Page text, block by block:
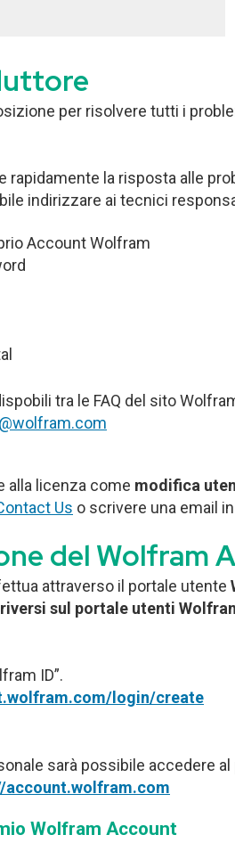
per risolvere tutti i
rapidamente la risposta alle
indirizzare ai tecnici
Account Wolfram
tra le FAQ del sito
alla licenza come modifica
Us o scrivere una email
del Wolfram
attraverso il portale utente
sul portale utenti
ID”.
login/create
sarà possibile accedere al
account.wolfram.com
Wolfram Account